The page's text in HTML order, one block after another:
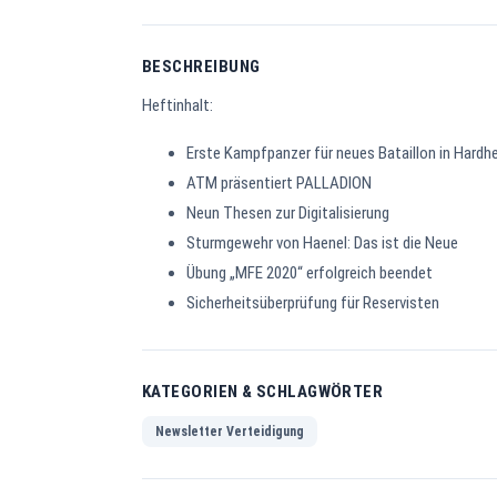
BESCHREIBUNG
Heftinhalt:
Erste Kampfpanzer für neues Bataillon in
ATM präsentiert PALLADION
Neun Thesen zur Digitalisierung
Sturmgewehr von Haenel: Das ist die Neue
Übung „MFE 2020“ erfolgreich beendet
Sicherheitsüberprüfung für Reservisten
KATEGORIEN & SCHLAGWÖRTER
Newsletter Verteidigung